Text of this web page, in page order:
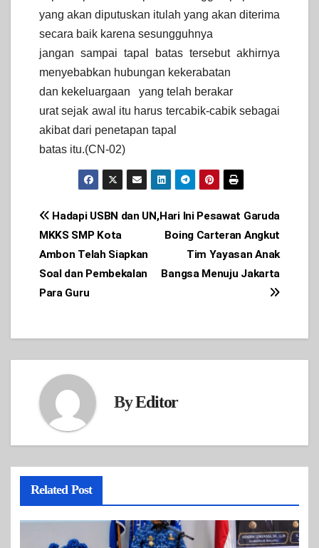
yang akan diputuskan itulah yang akan diterima
secara baik karena sesungguhnya
jangan sampai tapal batas tersebut akhirnya
menyebabkan hubungan kekerabatan
dan kekeluargaan yang telah berakar
urat sejak awal itu harus tercabik-cabik sebagai
akibat dari penetapan tapal
batas itu.(CN-02)
Post
navigation
Hari Ini Pesawat Garuda
Boing Carteran Angkut
Tim Yayasan Anak
Bangsa Menuju Jakarta
Hadapi USBN dan UN,
MKKS SMP Kota
Ambon Telah Siapkan
Soal dan Pembekalan
Para Guru
ByEditor
Related Post